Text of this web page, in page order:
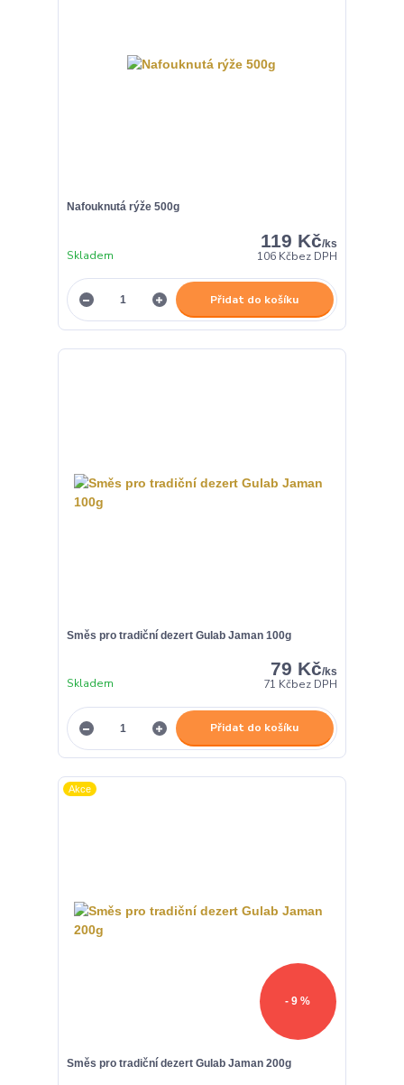
Nafouknutá rýže 500g
119 Kč/ks
106 Kčbez DPH
Skladem
Přidat do košíku
Směs pro tradiční dezert Gulab Jaman 100g
79 Kč/ks
71 Kčbez DPH
Skladem
Přidat do košíku
Akce
- 9 %
Směs pro tradiční dezert Gulab Jaman 200g